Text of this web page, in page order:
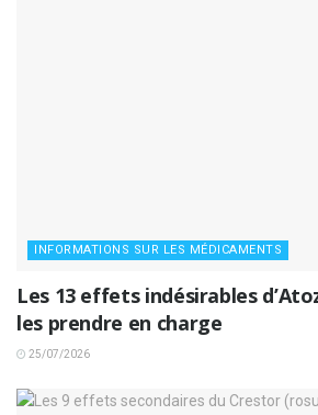
INFORMATIONS SUR LES MÉDICAMENTS
Les 13 effets indésirables
les prendre en charge
25/07/2026